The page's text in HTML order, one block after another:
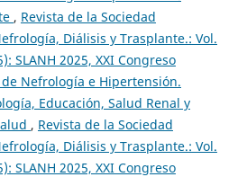
, Revista de la Sociedad
Diálisis y Trasplante.: Vol.
SLANH 2025, XXI Congreso
Nefrología e Hipertensión.
Educación, Salud Renal y
, Revista de la Sociedad
Diálisis y Trasplante.: Vol.
SLANH 2025, XXI Congreso